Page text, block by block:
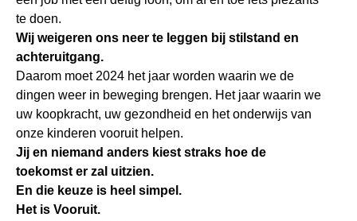
te doen.
Wij weigeren ons neer te leggen bij stilstand en
achteruitgang.
Daarom moet 2024 het jaar worden waarin we de
dingen weer in beweging brengen. Het jaar waarin we
uw koopkracht, uw gezondheid en het onderwijs van
onze kinderen vooruit helpen.
Jij en niemand anders kiest straks hoe de
toekomst er zal uitzien.
En die keuze is heel simpel.
Het is Vooruit.